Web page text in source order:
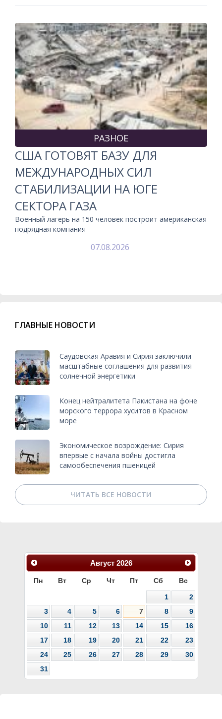
РАЗНОЕ
США ГОТОВЯТ БАЗУ ДЛЯ
МЕЖДУНАРОДНЫХ СИЛ
СТАБИЛИЗАЦИИ НА ЮГЕ
СЕКТОРА ГАЗА
Военный лагерь на 150 человек построит американская
подрядная компания
07.08.2026
ГЛАВНЫЕ НОВОСТИ
Саудовская Аравия и Сирия заключили
масштабные соглашения для развития
солнечной энергетики
Конец нейтралитета Пакистана на фоне
морского террора хуситов в Красном
море
Экономическое возрождение: Сирия
впервые с начала войны достигла
самообеспечения пшеницей
ЧИТАТЬ ВСЕ НОВОСТИ
Август 2026
Пн Вт Ср Чт Пт Сб Вс
1
2
3
4 5 6 7 8
9
10
11 12 13 14 15
16
17
18 19 20 21 22
23
24
25 26 27 28 29
30
31